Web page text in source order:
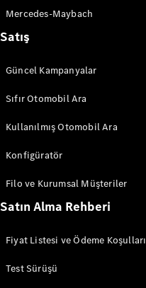
Konsept
Sürdürülebilirlik
She's
She's
Hakkında
Mercedes-Maybach
Satış
Güncel Kampanyalar
Sıfır Otomobil Ara
Kullanılmış Otomobil Ara
Konfigüratör
Filo ve Kurumsal Müşteriler
Satın Alma Rehberi
Fiyat Listesi ve Ödeme Koşulları
Test Sürüşü